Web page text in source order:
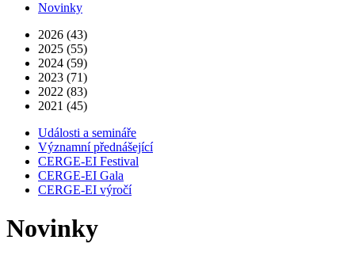
Novinky
2026 (43)
2025 (55)
2024 (59)
2023 (71)
2022 (83)
2021 (45)
Události a semináře
Významní přednášející
CERGE-EI Festival
CERGE-EI Gala
CERGE-EI výročí
Novinky